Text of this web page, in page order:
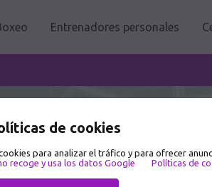
de cookies
para analizar el tráfico y para ofrecer
recoge y usa los datos Google Políticas de
Entrenadores personales